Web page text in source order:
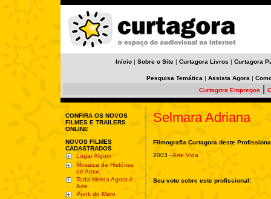
Início | Sobre o Site | Curtagora Livros | Curtagora
Pesquisa Temática | Assista Agora |
Curtagora Empregos
CONFIRA OS NOVOS
FILMES E TRAILERS
ONLINE
NOVOS FILMES
CADASTRADOS
Lugar Algum
Mosaica de Histórias
de Amor
Toda Merda Agora é
Arte
Punk do Mato
Selmara Adriana
Filmografia Curtagora deste
2003 -Arte Vida
Seu voto sobre este profissional: